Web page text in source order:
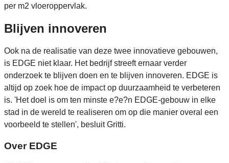
per m2 vloeroppervlak.
Blijven innoveren
Ook na de realisatie van deze twee innovatieve gebouwen,
is EDGE niet klaar. Het bedrijf streeft ernaar verder
onderzoek te blijven doen en te blijven innoveren. EDGE is
altijd op zoek hoe de impact op duurzaamheid te verbeteren
is. 'Het doel is om ten minste e?e?n EDGE-gebouw in elke
stad in de wereld te realiseren om op die manier overal een
voorbeeld te stellen', besluit Gritti.
Over EDGE